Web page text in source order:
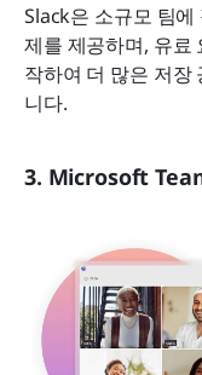
Slack은 소규모 팀
제를 제공하며, 유료
작하여 더 많은 저장
니다.
3. Microsoft